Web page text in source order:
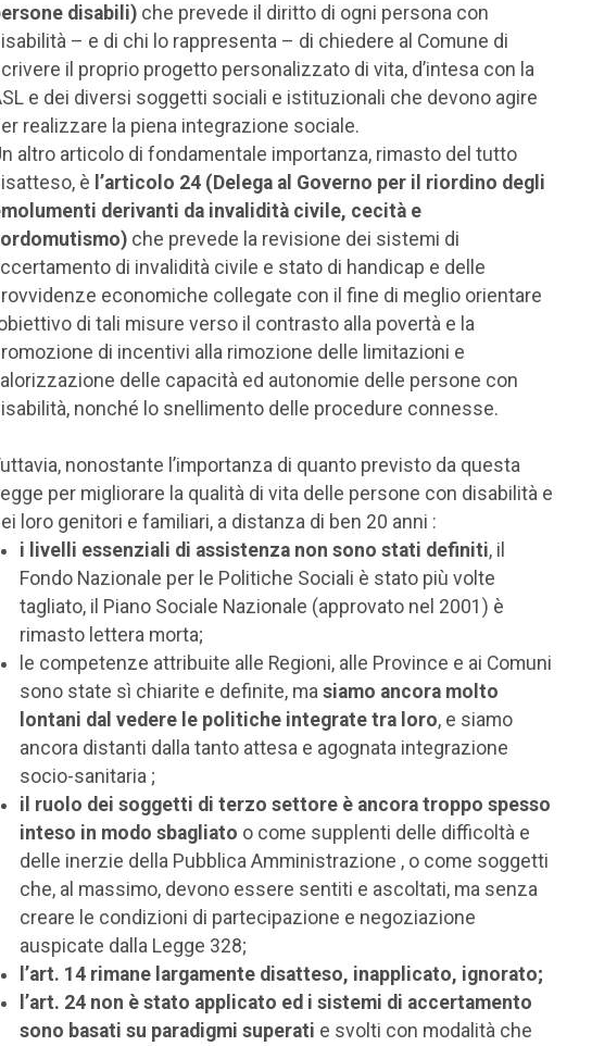
disabili) che prevede il diritto di ogni persona con
– e di chi lo rappresenta – di chiedere al Comune di
il proprio progetto personalizzato di vita, d’intesa con la
e dei diversi soggetti sociali e istituzionali che devono agire
realizzare la piena integrazione sociale.
altro articolo di fondamentale importanza, rimasto del tutto
è l’articolo 24 (Delega al Governo per il riordino degli
derivanti da invalidità civile, cecità e
che prevede la revisione dei sistemi di
di invalidità civile e stato di handicap e delle
economiche collegate con il fine di meglio orientare
di tali misure verso il contrasto alla povertà e la
di incentivi alla rimozione delle limitazioni e
delle capacità ed autonomie delle persone con
nonché lo snellimento delle procedure connesse.
nonostante l’importanza di quanto previsto da questa
per migliorare la qualità di vita delle persone con disabilità e
loro genitori e familiari, a distanza di ben 20 anni :
i livelli essenziali di assistenza non sono stati definiti, il
Fondo Nazionale per le Politiche Sociali è stato più volte
tagliato, il Piano Sociale Nazionale (approvato nel 2001) è
rimasto lettera morta;
le competenze attribuite alle Regioni, alle Province e ai Comuni
sono state sì chiarite e definite, ma siamo ancora molto
lontani dal vedere le politiche integrate tra loro, e siamo
ancora distanti dalla tanto attesa e agognata integrazione
socio-sanitaria ;
il ruolo dei soggetti di terzo settore è ancora troppo spesso
inteso in modo sbagliato o come supplenti delle difficoltà e
delle inerzie della Pubblica Amministrazione , o come soggetti
che, al massimo, devono essere sentiti e ascoltati, ma senza
creare le condizioni di partecipazione e negoziazione
auspicate dalla Legge 328;
l’art. 14 rimane largamente disatteso, inapplicato, ignorato;
l’art. 24 non è stato applicato ed i sistemi di accertamento
sono basati su paradigmi superati e svolti con modalità che